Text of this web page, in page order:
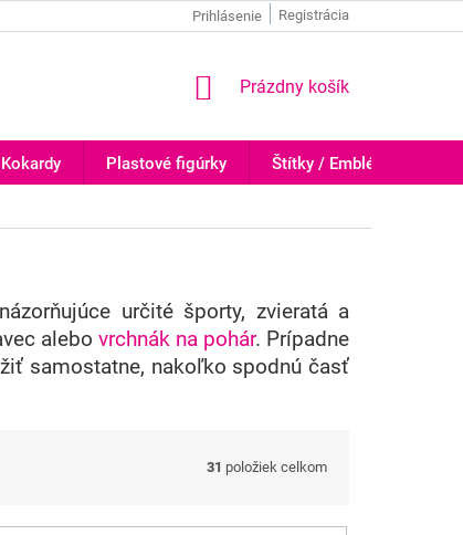
Registrácia
Prihlásenie
NÁKUPNÝ
Prázdny košík
Kokardy Plastové figúrky Štítky / Emblémy
určité športy, zvieratá a
alebo vrchnák na pohár. Prípadne
samostatne, nakoľko spodnú časť
31 položiek celkom